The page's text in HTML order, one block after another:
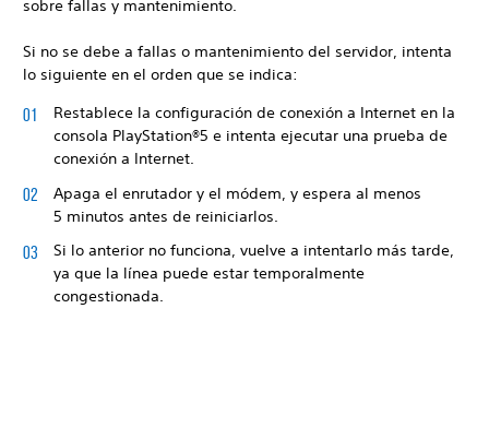
sobre fallas y mantenimiento.
Si no se debe a fallas o mantenimiento del servidor, intenta
lo siguiente en el orden que se indica:
Restablece la configuración de conexión a Internet en la
consola PlayStation®5 e intenta ejecutar una prueba de
conexión a Internet.
Apaga el enrutador y el módem, y espera al menos
5 minutos antes de reiniciarlos.
Si lo anterior no funciona, vuelve a intentarlo más tarde,
ya que la línea puede estar temporalmente
congestionada.